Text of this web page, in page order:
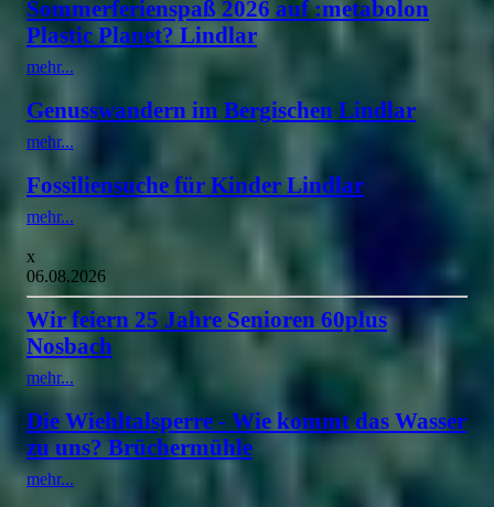
Sommerferienspaß 2026 auf :metabolon
Plastic Planet? Lindlar
mehr...
Genusswandern im Bergischen Lindlar
mehr...
Fossiliensuche für Kinder Lindlar
mehr...
x
06.08.2026
Wir feiern 25 Jahre Senioren 60plus
Nosbach
mehr...
Die Wiehltalsperre - Wie kommt das Wasser
zu uns? Brüchermühle
mehr...